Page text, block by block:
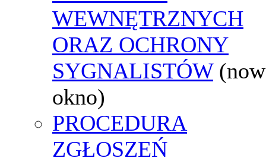
WEWNĘTRZNYCH
ORAZ OCHRONY
SYGNALISTÓW
okno)
PROCEDURA
ZGŁOSZEŃ